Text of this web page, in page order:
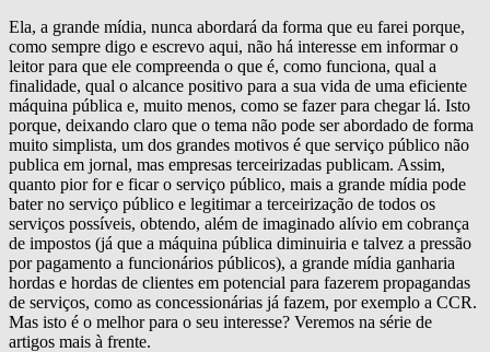
Ela, a grande mídia, nunca abordará da forma que eu farei porque,
como sempre digo e escrevo aqui, não há interesse em informar o
leitor para que ele compreenda o que é, como funciona, qual a
finalidade, qual o alcance positivo para a sua vida de uma eficiente
máquina pública e, muito menos, como se fazer para chegar lá. Isto
porque, deixando claro que o tema não pode ser abordado de forma
muito simplista, um dos grandes motivos é que serviço público não
publica em jornal, mas empresas terceirizadas publicam. Assim,
quanto pior for e ficar o serviço público, mais a grande mídia pode
bater no serviço público e legitimar a terceirização de todos os
serviços possíveis, obtendo, além de imaginado alívio em cobrança
de impostos (já que a máquina pública diminuiria e talvez a pressão
por pagamento a funcionários públicos), a grande mídia ganharia
hordas e hordas de clientes em potencial para fazerem propagandas
de serviços, como as concessionárias já fazem, por exemplo a CCR.
Mas isto é o melhor para o seu interesse? Veremos na série de
artigos mais à frente.